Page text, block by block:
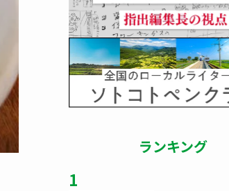
ランキング
1